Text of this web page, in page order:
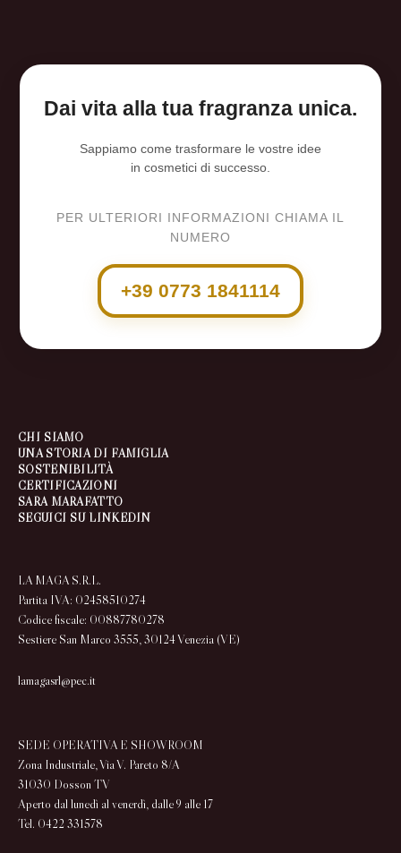
Dai vita alla tua fragranza unica.
Sappiamo come trasformare le vostre idee
in cosmetici di successo.
PER ULTERIORI INFORMAZIONI CHIAMA IL
NUMERO
+39 0773 1841114
CHI SIAMO
UNA STORIA DI FAMIGLIA
SOSTENIBILITÀ
CERTIFICAZIONI
SARA MARAFATTO
SEGUICI SU LINKEDIN
LA MAGA S.R.L.
Partita IVA: 02458510274
Codice fiscale: 00887780278
Sestiere San Marco 3555, 30124 Venezia (VE)
lamagasrl@pec.it
SEDE OPERATIVA E SHOWROOM
Zona Industriale, Via V. Pareto 8/A
31030 Dosson TV
Aperto dal lunedì al venerdì, dalle 9 alle 17
Tel. 0422 331578